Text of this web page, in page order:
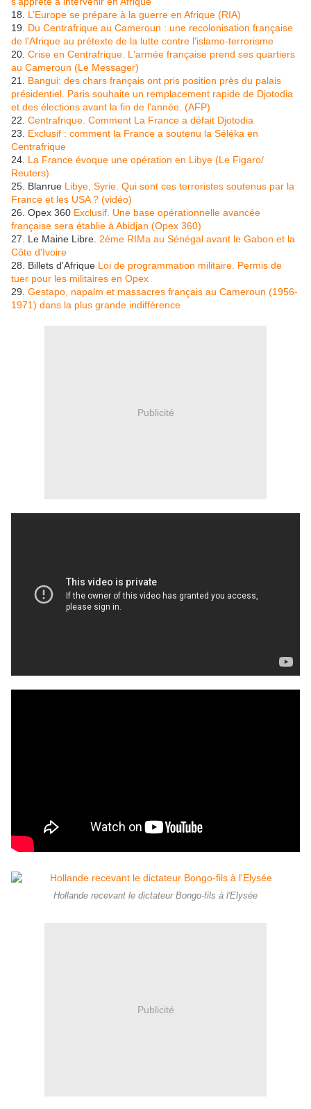
18. L’Europe se prépare à la guerre en Afrique (RIA)
19. Du Centrafrique au Cameroun : une recolonisation française
de l'Afrique au prétexte de la lutte contre l'islamo-terrorisme
20. Crise en Centrafrique. L'armée française prend ses quartiers
au Cameroun (Le Messager)
21. Bangui: des chars français ont pris position près du palais
présidentiel. Paris souhaite un remplacement rapide de Djotodia
et des élections avant la fin de l'année. (AFP)
22. Centrafrique. Comment La France a défait Djotodia
23. Exclusif : comment la France a soutenu la Séléka en
Centrafrique
24. La France évoque une opération en Libye (Le Figaro/
Reuters)
25. Blanrue Libye, Syrie. Qui sont ces terroristes soutenus par la
France et les USA ? (vidéo)
26. Opex 360 Exclusif. Une base opérationnelle avancée
française sera établie à Abidjan (Opex 360)
27. Le Maine Libre. 2ème RIMa au Sénégal avant le Gabon et la
Côte d'Ivoire
28. Billets d'Afrique Loi de programmation militaire. Permis de
tuer pour les militaires en Opex
29. Gestapo, napalm et massacres français au Cameroun (1956-
1971) dans la plus grande indifférence
Publicité
Hollande recevant le dictateur Bongo-fils à l'Elysée
Publicité